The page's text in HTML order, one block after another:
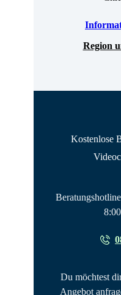
Region
Kostenlose
Du möchtest
Angebot